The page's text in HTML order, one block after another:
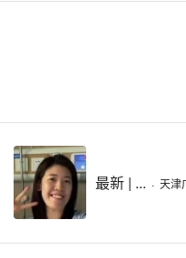
最新 | ... · 天津